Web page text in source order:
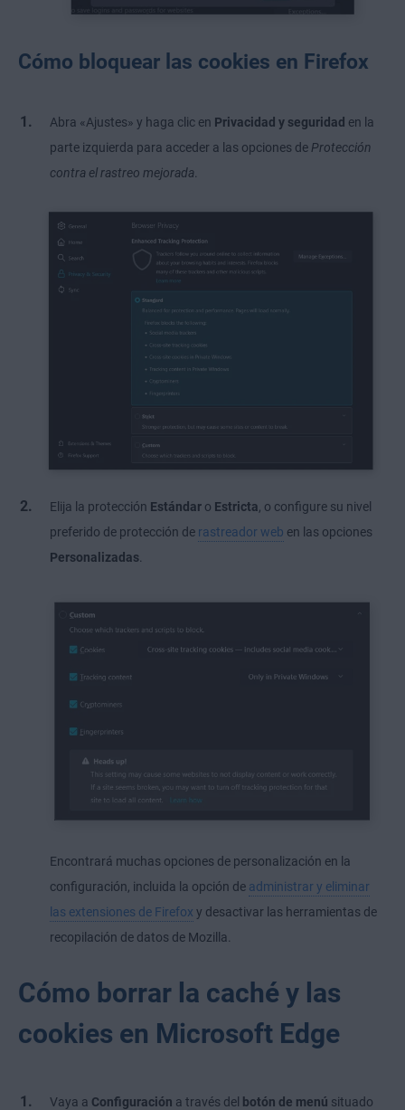
Cómo bloquear las cookies en Firefox
Abra «Ajustes» y haga clic en Privacidad y seguridad en la
parte izquierda para acceder a las opciones de Protección
contra el rastreo mejorada
Elija la protección Estándar o Estricta, o configure su nivel
preferido de protección de rastreador web en las opciones
Personalizadas.
Encontrará muchas opciones de personalización en la
configuración, incluida la opción de administrar y eliminar
las extensiones de Firefox y desactivar las herramientas de
recopilación de datos de Mozilla.
Cómo borrar la caché y las
cookies en Microsoft Edge
Vaya a Configuración a través del botón de menú situado